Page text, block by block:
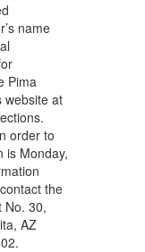
name
Pima
website at
order to
is Monday,
the
No. 30,
AZ